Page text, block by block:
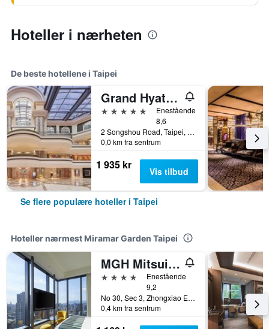
Hoteller i nærheten
De beste hotellene i Taipei
Grand Hyatt Taipei
5 stjerner
Enestående
8,6
2 Songshou Road, Taipei, Taiwan
0,0 km fra sentrum
1 935 kr Vis tilbud
Se flere populære hoteller i Taipei
Hoteller nærmest Miramar Garden Taipei
MGH Mitsui Garden Hotel Taipei Zhongxiao
4 stjerner
Enestående
9,2
No 30, Sec 3, Zhongxiao E Rd Daan, Taipei, Taiwan
0,4 km fra sentrum